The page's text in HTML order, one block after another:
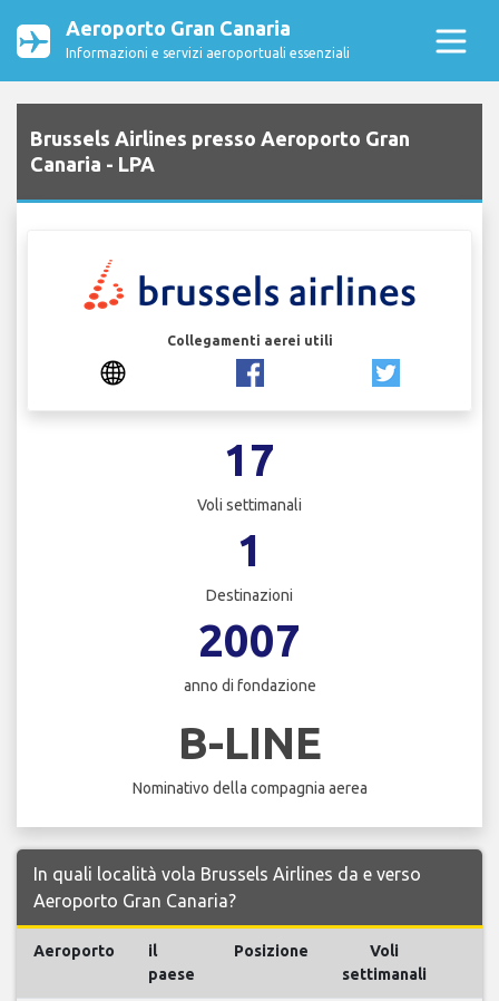
Aeroporto Gran Canaria
Informazioni e servizi aeroportuali essenziali
Brussels Airlines presso Aeroporto Gran
Canaria - LPA
Collegamenti aerei utili
17
Voli settimanali
1
Destinazioni
2007
anno di fondazione
B-LINE
Nominativo della compagnia aerea
In quali località vola Brussels Airlines da e verso
Aeroporto Gran Canaria?
Aeroporto
il
paese
Posizione
Voli
settimanali